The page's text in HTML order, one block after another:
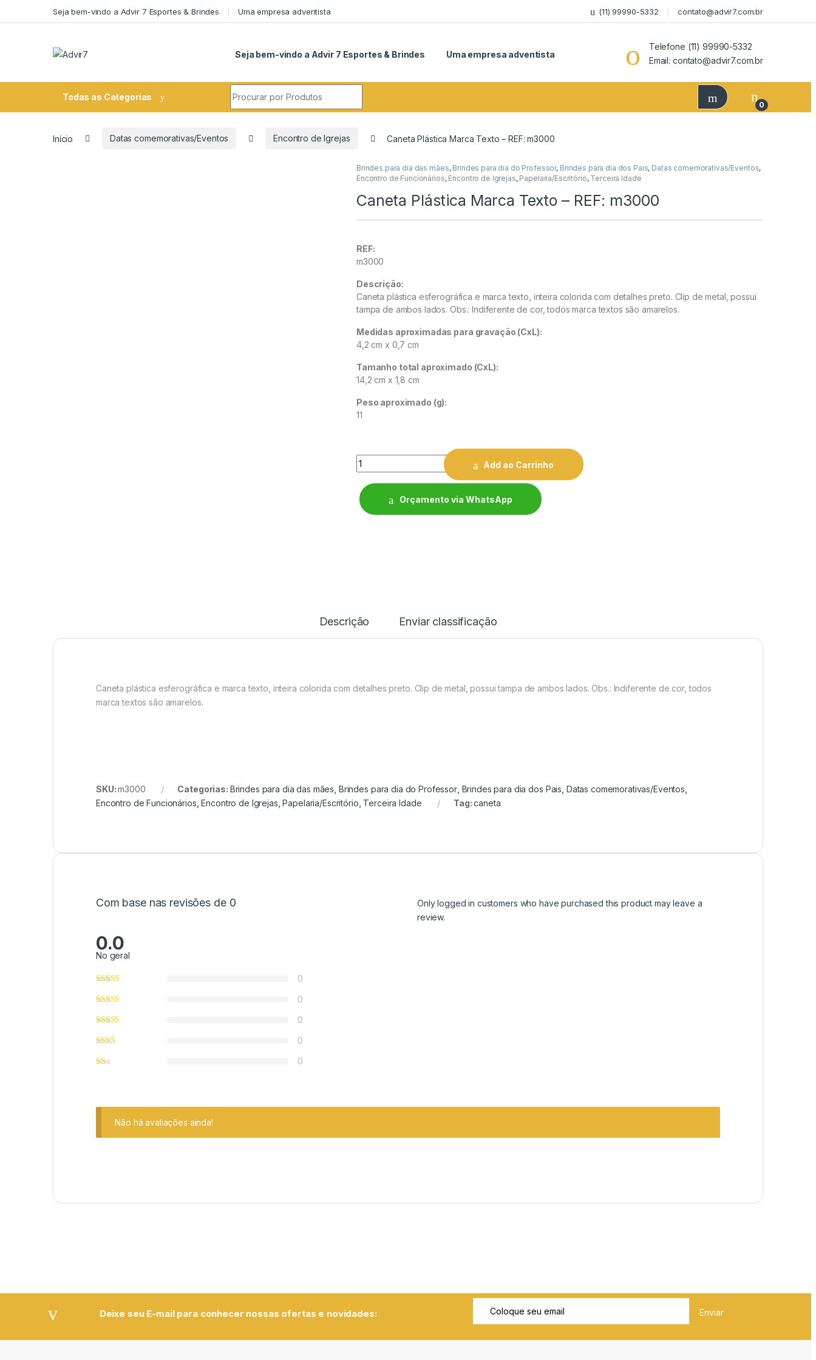
Seja bem-vindo a Advir 7 Esportes & Brindes Uma empresa adventista (11) 99990-5332 contato@advir7.com.br
Seja bem-vindo a Advir 7 Esportes & Brindes Uma empresa adventista
Telefone (11) 99990-5332
Email: contato@advir7.com.br
Todas as Categorias
0
Início Datas comemorativas/Eventos Encontro de Igrejas Caneta Plástica Marca Texto – REF: m3000
Brindes para dia das mães, Brindes para dia do Professor, Brindes para dia dos Pais, Datas comemorativas/Eventos,
Encontro de Funcionários, Encontro de Igrejas, Papelaria/Escritório, Terceira Idade
Caneta Plástica Marca Texto – REF: m3000
REF:
m3000
Descrição:
Caneta plástica esferográfica e marca texto, inteira colorida com detalhes preto. Clip de metal, possui
tampa de ambos lados. Obs.: Indiferente de cor, todos marca textos são amarelos.
Medidas aproximadas para gravação (CxL):
4,2 cm x 0,7 cm
Tamanho total aproximado (CxL):
14,2 cm x 1,8 cm
Peso aproximado (g):
11
Quantity
Add ao Carrinho
Orçamento via WhatsApp
Descrição Enviar classificação
Caneta plástica esferográfica e marca texto, inteira colorida com detalhes preto. Clip de metal, possui tampa de ambos lados. Obs.: Indiferente de cor, todos
marca textos são amarelos.
SKU:m3000 Categorias: Brindes para dia das mães Brindes para dia do Professor, Brindes para dia dos Pais Datas comemorativas/Eventos
Encontro de Funcionários ,Encontro de Igrejas ,Papelaria/Escritório Terceira Idade Tag:caneta
Com base nas revisões de 0
0.0
No geral
0
0
0
0
0
Only logged in customers who have purchased this product may leave a
review.
Não há avaliações ainda!
Deixe seu E-mail para conhecer nossas ofertas e novidades: